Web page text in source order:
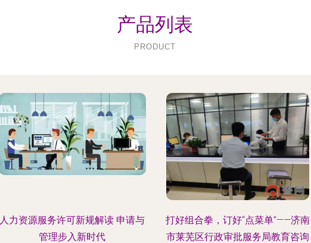
产品列表
PRODUCT
人力资源服务许可新规解读 申请与
管理步入新时代
打好组合拳，订好“点菜单”——济南
市莱芜区行政审批服务局教育咨询